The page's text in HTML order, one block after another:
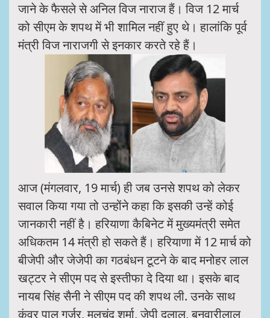
जाने के फैसले से अनिल विज नाराज हैं। विज 12 मार्च
को सीएम के शपथ में भी शामिल नहीं हुए थे। हालांकि पूर्व
मंत्री विज नाराजगी से इनकार करते रहे हैं।
आज (मंगलवार, 19 मार्च) ही जब उनसे शपथ को लेकर
सवाल किया गया तो उन्होंने कहा कि इसकी उन्हें कोई
जानकारी नहीं है। हरियाणा कैबिनेट में मुख्यमंत्री समेत
अधिकतम 14 मंत्री हो सकते हैं। हरियाणा में 12 मार्च को
बीजेपी और जेजेपी का गठबंधन टूटने के बाद मनोहर लाल
खट्टर ने सीएम पद से इस्तीफा दे दिया था। इसके बाद
नायब सिंह सैनी ने सीएम पद की शपथ ली. उनके साथ
कंवर पाल गुर्जर, मूलचंद शर्मा, जेपी दलाल, बनवारीलाल